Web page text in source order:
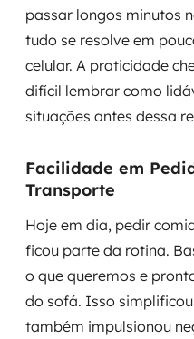
passar longos minutos
tudo se resolve em
celular. A praticidade
difícil lembrar como
situações antes dessa
Facilidade em
Transporte
Hoje em dia, pedir
ficou parte da rotina.
o que queremos e
do sofá. Isso
também impulsionou